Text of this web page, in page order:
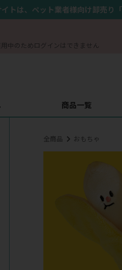
イトは、ペット業者様向け卸売り
中のためログインはできません
商品一覧
全商品 おもちゃ